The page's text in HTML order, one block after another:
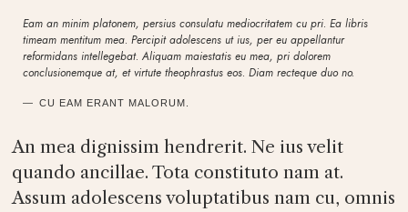
Eam an minim platonem, persius consulatu mediocritatem cu pri. Ea libris
timeam mentitum mea. Percipit adolescens ut ius, per eu appellantur
reformidans intellegebat. Aliquam maiestatis eu mea, pri dolorem
conclusionemque at, et virtute theophrastus eos. Diam recteque duo no.
CU EAM ERANT MALORUM.
An mea dignissim hendrerit. Ne ius velit
quando ancillae. Tota constituto nam at.
Assum adolescens voluptatibus nam cu, omnis